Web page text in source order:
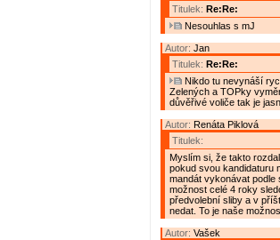
Titulek: Re:Re:
Nesouhlas s mJ
Autor: Jan
Titulek: Re:Re:
Nikdo tu nevynáší
Zelených a TOPky
důvěřivé voliče tak je
Autor: Renáta Piklová
Titulek:
Myslím si, že takto
pokud svou kandidaturu
mandát vykonávat podle
možnost celé 4 roky
předvolební sliby a v
nedat. To je naše
Autor: Vašek